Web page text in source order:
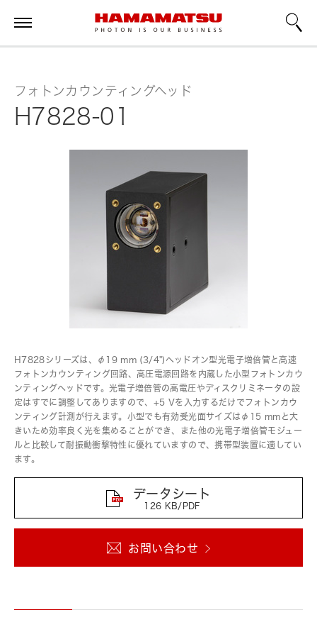
フォトンカウンティングヘッド
H7828-01
お問い合わせ
H7828シリーズは、φ19 mm (3/4")ヘッドオン型光電子増倍管と高速
フォトンカウンティング回路、高圧電源回路を内蔵した小型フォトンカウ
ンティングヘッドです。光電子増倍管の高電圧やディスクリミネータの設
定はすでに調整してありますので、+5 Vを入力するだけでフォトンカウ
ンティング計測が行えます。小型でも有効受光面サイズはφ15 mmと大
きいため効率良く光を集めることができ、また他の光電子増倍管モジュー
ルと比較して耐振動衝撃特性に優れていますので、携帯型装置に適してい
ます。
データシート
126 KB/PDF